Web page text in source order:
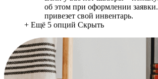
об этом при оформлении
привезет свой инвентарь.
+ Ещё 5 опций Скрыть